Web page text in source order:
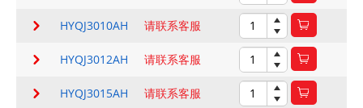
HYQJ3010AH 请联系客服
HYQJ3012AH 请联系客服
HYQJ3015AH 请联系客服